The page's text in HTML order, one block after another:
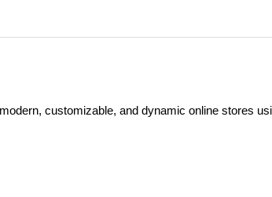
customizable, and dynamic online stores